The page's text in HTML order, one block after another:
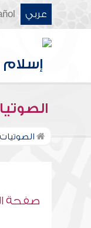
عربي
الصوتيات
صفحة